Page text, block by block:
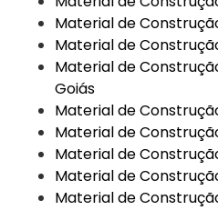
Material de
Material de
Material de
Goiás
Material de
Material de
Material de
Material de
Material de